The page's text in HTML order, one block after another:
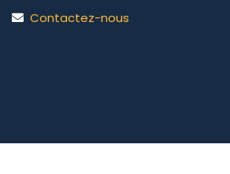
Contactez-nous